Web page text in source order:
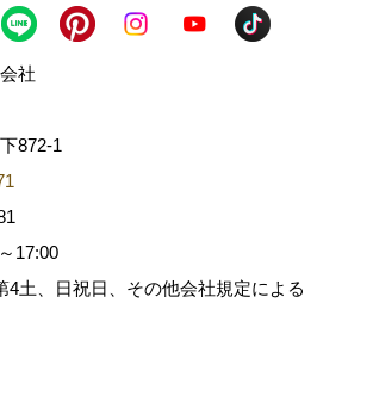
社
872‐1
17:00
4土、日祝日、その他会社規定による